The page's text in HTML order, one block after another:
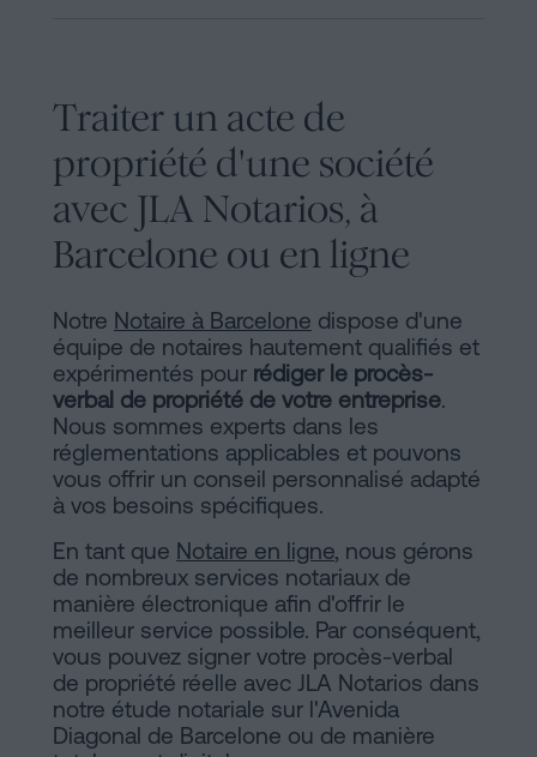
Traiter un acte de
propriété d'une société
avec JLA Notarios, à
Barcelone ou en ligne
Notre Notaire à Barcelone dispose d'une
équipe de notaires hautement qualifiés et
expérimentés pour rédiger le procès-
verbal de propriété de votre entreprise.
Nous sommes experts dans les
réglementations applicables et pouvons
vous offrir un conseil personnalisé adapté
à vos besoins spécifiques.
En tant que Notaire en ligne, nous gérons
de nombreux services notariaux de
manière électronique afin d'offrir le
meilleur service possible. Par conséquent,
vous pouvez signer votre procès-verbal
de propriété réelle avec JLA Notarios dans
notre étude notariale sur l'Avenida
Diagonal de Barcelone ou de manière